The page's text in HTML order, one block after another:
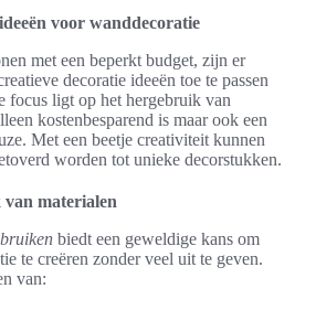
voor wanddecoratie
met een beperkt budget, zijn er
decoratie ideeën toe te passen
focus ligt op het hergebruik van
kostenbesparend is maar ook een
Met een beetje creativiteit kunnen
worden tot unieke decorstukken.
materialen
biedt een geweldige kans om
te creëren zonder veel uit te geven.
van: